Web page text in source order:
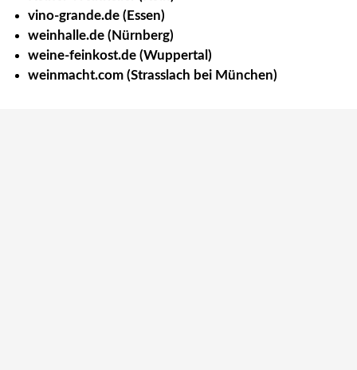
vino-grande.de (Essen)
weinhalle.de (Nürnberg)
weine-feinkost.de (Wuppertal)
weinmacht.com (Strasslach bei München)